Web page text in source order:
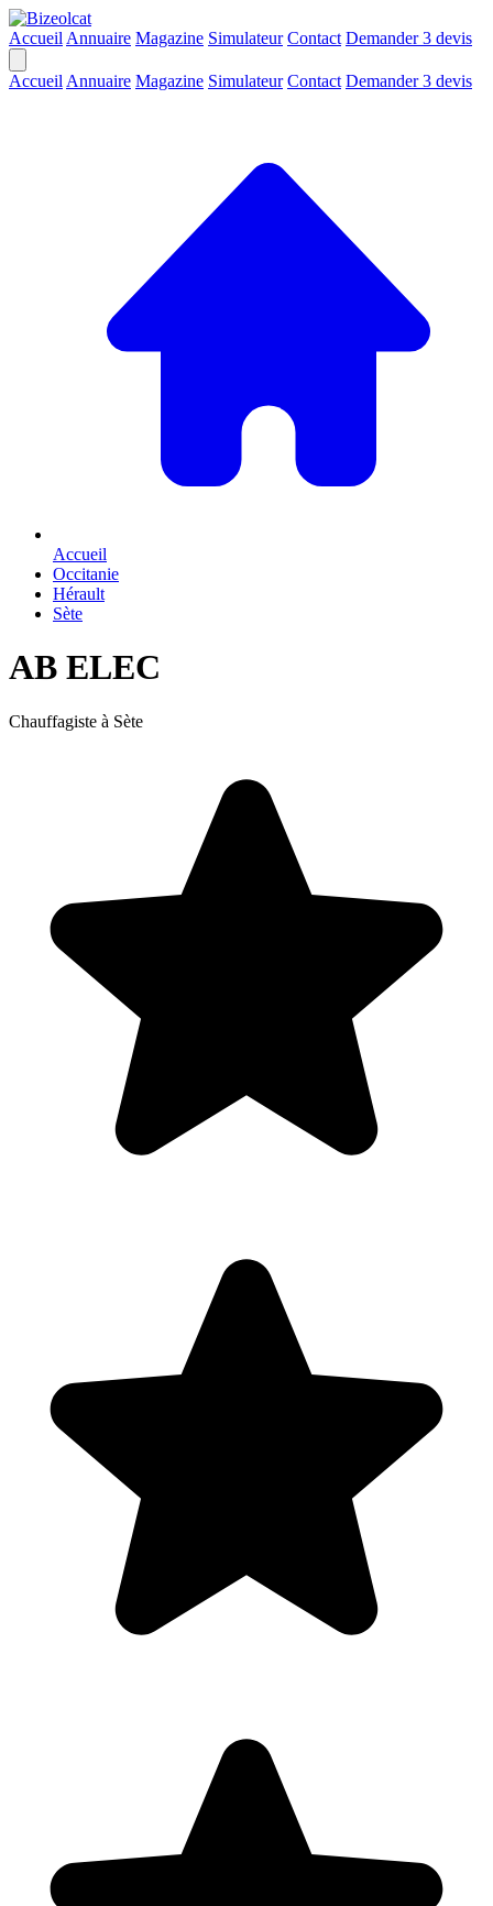
Accueil Annuaire Magazine Simulateur Contact Demander 3 devis
Accueil Annuaire Magazine Simulateur Contact Demander 3 devis
Accueil
Occitanie
Hérault
Sète
AB ELEC
Chauffagiste à Sète